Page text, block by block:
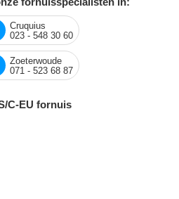
Cruquius
023 - 548 30 60
Zoeterwoude
071 - 523 68 87
C-EU fornuis